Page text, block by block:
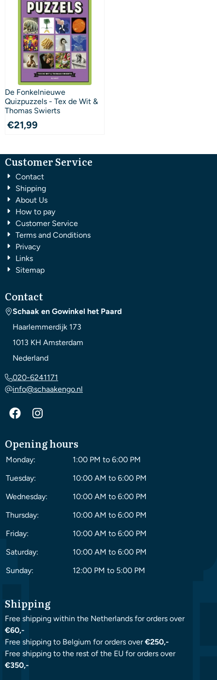
De Fonkelnieuwe
Quizpuzzels - Tex de Wit &
Thomas Swierts
€21,99
Customer Service
Contact
Shipping
About Us
How to pay
Customer Service
Terms and Conditions
Privacy
Links
Sitemap
Contact
Schaak en Gowinkel het Paard
Haarlemmerdijk 173
1013 KH Amsterdam
Nederland
020-6241171
info@schaakengo.nl
Opening hours
Monday:
1:00 PM to 6:00 PM
Tuesday:
10:00 AM to 6:00 PM
Wednesday:
10:00 AM to 6:00 PM
Thursday:
10:00 AM to 6:00 PM
Friday:
10:00 AM to 6:00 PM
Saturday:
10:00 AM to 6:00 PM
Sunday:
12:00 PM to 5:00 PM
Shipping
Free shipping within the Netherlands for orders over
€60,-
Free shipping to Belgium for orders over€250,-
Free shipping to the rest of the EU for orders over
€350,-